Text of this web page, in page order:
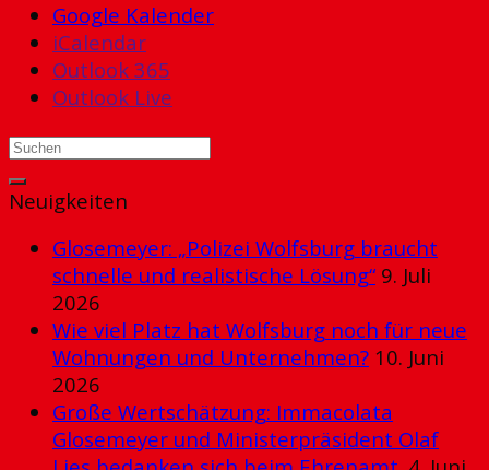
Google Kalender
iCalendar
Outlook 365
Outlook Live
Neuigkeiten
Glosemeyer: „Polizei Wolfsburg braucht
schnelle und realistische Lösung“ 9. Juli
2026
Wie viel Platz hat Wolfsburg noch für neue
Wohnungen und Unternehmen? 10. Juni
2026
Große Wertschätzung: Immacolata
Glosemeyer und Ministerpräsident Olaf